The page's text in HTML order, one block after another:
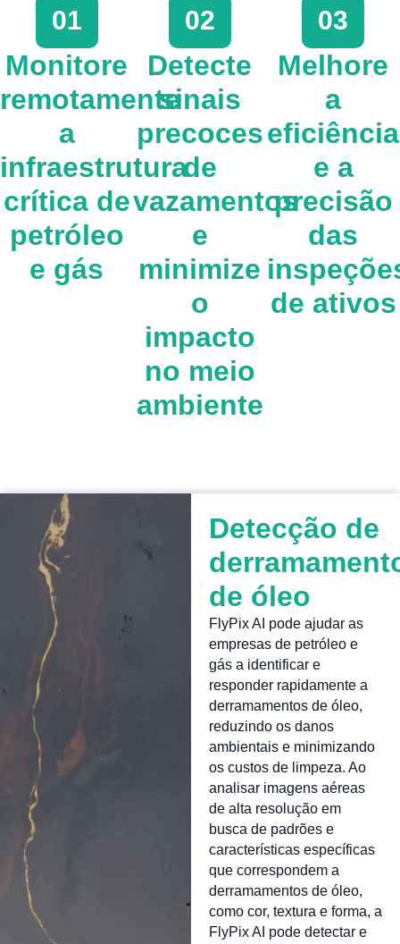
01
Monitore
remotamente
a
infraestrutura
crítica de
petróleo
e gás
02
Detecte
sinais
precoces
de
vazamentos
e
minimize
o
impacto
no meio
ambiente
03
Melhore
a
eficiência
e a
precisão
das
de ativos
Detecção de
de óleo
FlyPix AI pode ajudar as
empresas de petróleo e
gás a identificar e
responder rapidamente a
derramamentos de óleo,
reduzindo os danos
ambientais e minimizando
os custos de limpeza. Ao
analisar imagens aéreas
de alta resolução em
busca de padrões e
características específicas
que correspondem a
derramamentos de óleo,
como cor, textura e forma, a
FlyPix AI pode detectar e